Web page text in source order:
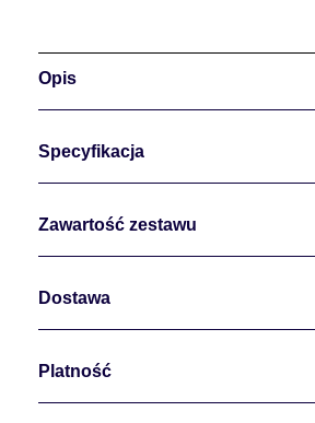
Opis
Specyfikacja
Zawartość zestawu
Dostawa
Platność